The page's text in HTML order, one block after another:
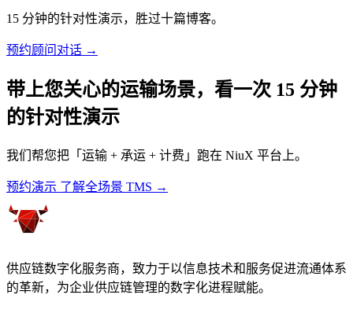
15 分钟的针对性演示，胜过十篇博客。
预约顾问对话 →
带上您关心的运输场景，看一次 15 分钟
的针对性演示
我们帮您把「运输 + 承运 + 计费」跑在 NiuX 平台上。
预约演示 了解全场景 TMS →
供应链数字化服务商，致力于以信息技术和服务促进流通体系
的革新，为企业供应链管理的数字化进程赋能。